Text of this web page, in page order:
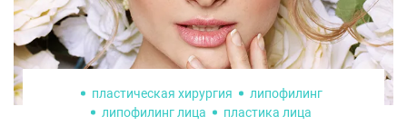
пластическая хирургия
липофилинг
липофилинг лица
пластика лица